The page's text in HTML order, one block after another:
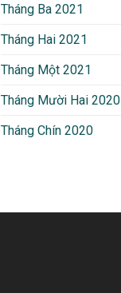
Tháng Ba 2021
Tháng Hai 2021
Tháng Một 2021
Tháng Mười Hai 2020
Tháng Chín 2020